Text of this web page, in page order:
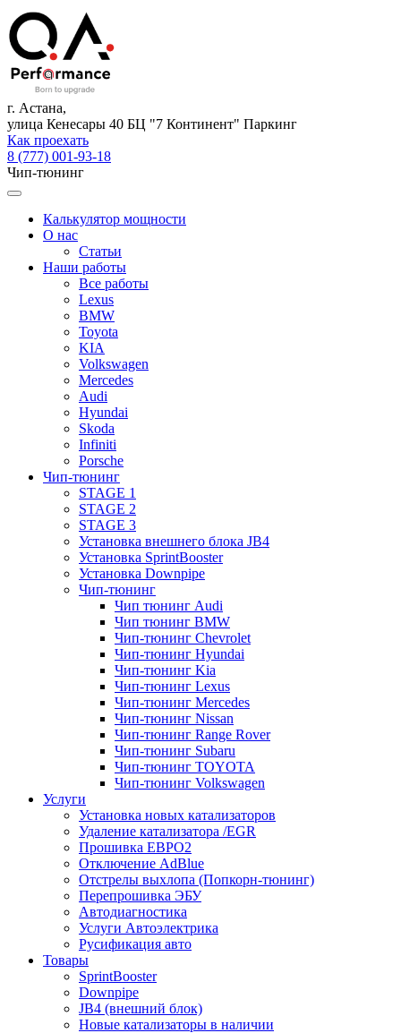
г. Астана,
улица Кенесары 40 БЦ "7 Континент" Паркинг
Как проехать
8 (777) 001-93-18
Чип-тюнинг
Калькулятор мощности
О нас
Статьи
Наши работы
Все работы
Lexus
BMW
Toyota
KIA
Volkswagen
Mercedes
Audi
Hyundai
Skoda
Infiniti
Porsche
Чип-тюнинг
STAGE 1
STAGE 2
STAGE 3
Установка внешнего блока JB4
Установка SprintBooster
Установка Downpipe
Чип-тюнинг
Чип тюнинг Audi
Чип тюнинг BMW
Чип-тюнинг Chevrolet
Чип-тюнинг Hyundai
Чип-тюнинг Kia
Чип-тюнинг Lexus
Чип-тюнинг Mercedes
Чип-тюнинг Nissan
Чип-тюнинг Range Rover
Чип-тюнинг Subaru
Чип-тюнинг TOYOTA
Чип-тюнинг Volkswagen
Услуги
Установка новых катализаторов
Удаление катализатора /EGR
Прошивка ЕВРО2
Отключение AdBlue
Отстрелы выхлопа (Попкорн-тюнинг)
Перепрошивка ЭБУ
Автодиагностика
Услуги Автоэлектрика
Русификация авто
Товары
SprintBooster
Downpipe
JB4 (внешний блок)
Новые катализаторы в наличии